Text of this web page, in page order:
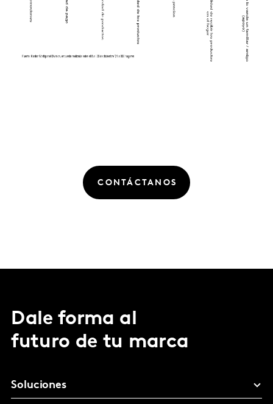
CONTÁCTANOS
Dale forma al
futuro de tu marca
Soluciones